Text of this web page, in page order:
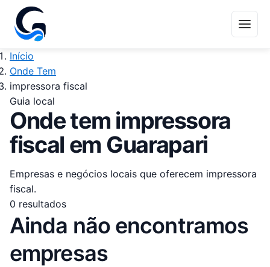
Início
Onde Tem
impressora fiscal
Guia local
Onde tem impressora
fiscal em Guarapari
Empresas e negócios locais que oferecem impressora
fiscal.
0 resultados
Ainda não encontramos
empresas